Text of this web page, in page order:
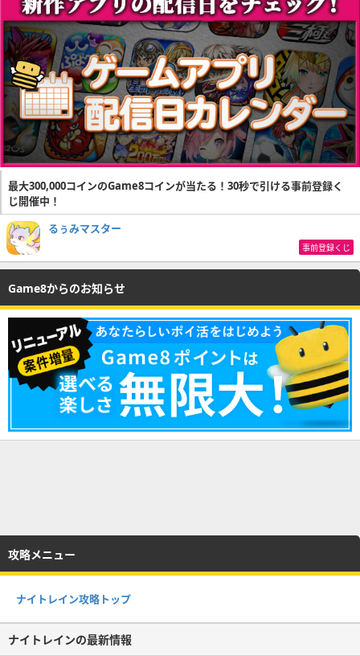
最大300,000コインのGame8コインが当たる！30秒で引ける事前登録く
じ開催中！
るぅみマスター
事前登録くじ
Game8からのお知らせ
攻略メニュー
ナイトレイン攻略トップ
ナイトレインの最新情報